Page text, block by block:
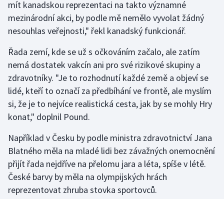
Short track
Stolní tenis
Triatlon
Veslování
Vodní slalom
Volejbal
mít kanadskou reprezentaci na takto významné
mezinárodní akci, by podle mě nemělo vyvolat žádný
nesouhlas veřejnosti," řekl kanadský funkcionář.
Řada zemí, kde se už s očkováním začalo, ale zatím
nemá dostatek vakcín ani pro své rizikové skupiny a
zdravotníky. "Je to rozhodnutí každé země a objeví se
lidé, kteří to označí za předbíhání ve frontě, ale myslím
si, že je to nejvíce realistická cesta, jak by se mohly Hry
konat," doplnil Pound.
Například v Česku by podle ministra zdravotnictví Jana
Blatného měla na mladé lidi bez závažných onemocnění
přijít řada nejdříve na přelomu jara a léta, spíše v létě.
České barvy by měla na olympijských hrách
reprezentovat zhruba stovka sportovců.